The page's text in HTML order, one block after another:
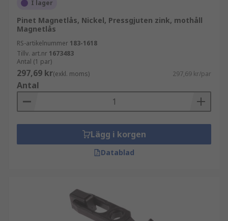
I lager
Pinet Magnetlås, Nickel, Pressgjuten zink, mothåll
Magnetlås
RS-artikelnummer 183-1618
Tillv. art.nr 1673483
Antal (1 par)
297,69 kr(exkl. moms) 297,69 kr/par
Antal
Lägg i korgen
Datablad